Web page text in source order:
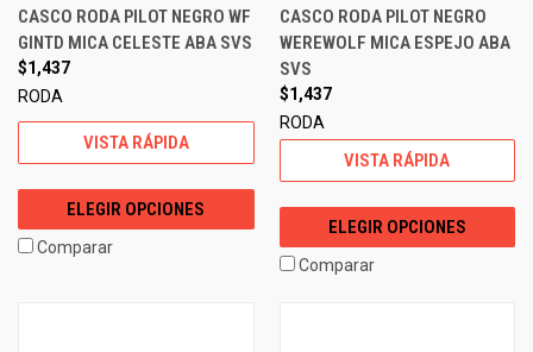
CASCO RODA PILOT NEGRO WF
GINTD MICA CELESTE ABA SVS
$1,437
RODA
VISTA RÁPIDA
ELEGIR OPCIONES
Comparar
CASCO RODA PILOT NEGRO
WEREWOLF MICA ESPEJO ABA
SVS
$1,437
RODA
VISTA RÁPIDA
ELEGIR OPCIONES
Comparar